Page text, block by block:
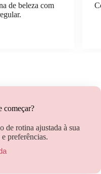
de beleza com
começar?
de rotina ajustada à sua
preferências.